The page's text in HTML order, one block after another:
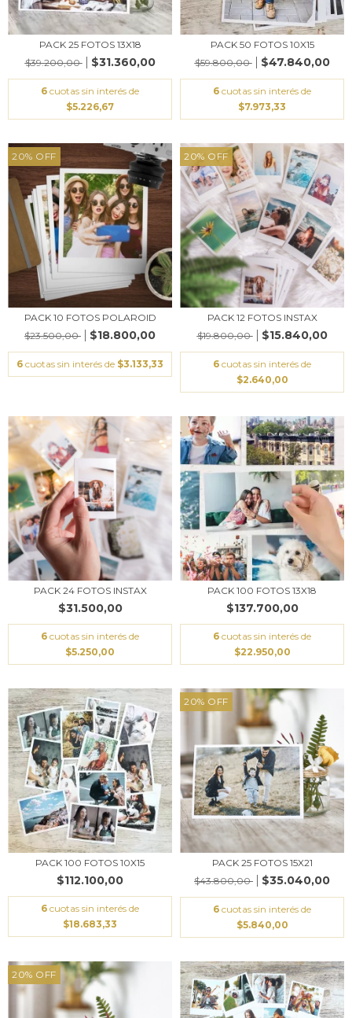
PACK 25 FOTOS 13X18
$39.200,00
$31.360,00
6 cuotas sin interés de
$5.226,67
PACK 50 FOTOS 10X15
$59.800,00
$47.840,00
6 cuotas sin interés de
$7.973,33
20% OFF
PACK 10 FOTOS POLAROID
$23.500,00
$18.800,00
6 cuotas sin interés de $3.133,33
20% OFF
PACK 12 FOTOS INSTAX
$19.800,00
$15.840,00
6 cuotas sin interés de
$2.640,00
PACK 24 FOTOS INSTAX
$31.500,00
6 cuotas sin interés de
$5.250,00
PACK 100 FOTOS 13X18
$137.700,00
6 cuotas sin interés de
$22.950,00
PACK 100 FOTOS 10X15
$112.100,00
6 cuotas sin interés de
$18.683,33
20% OFF
PACK 25 FOTOS 15X21
$43.800,00
$35.040,00
6 cuotas sin interés de
$5.840,00
20% OFF